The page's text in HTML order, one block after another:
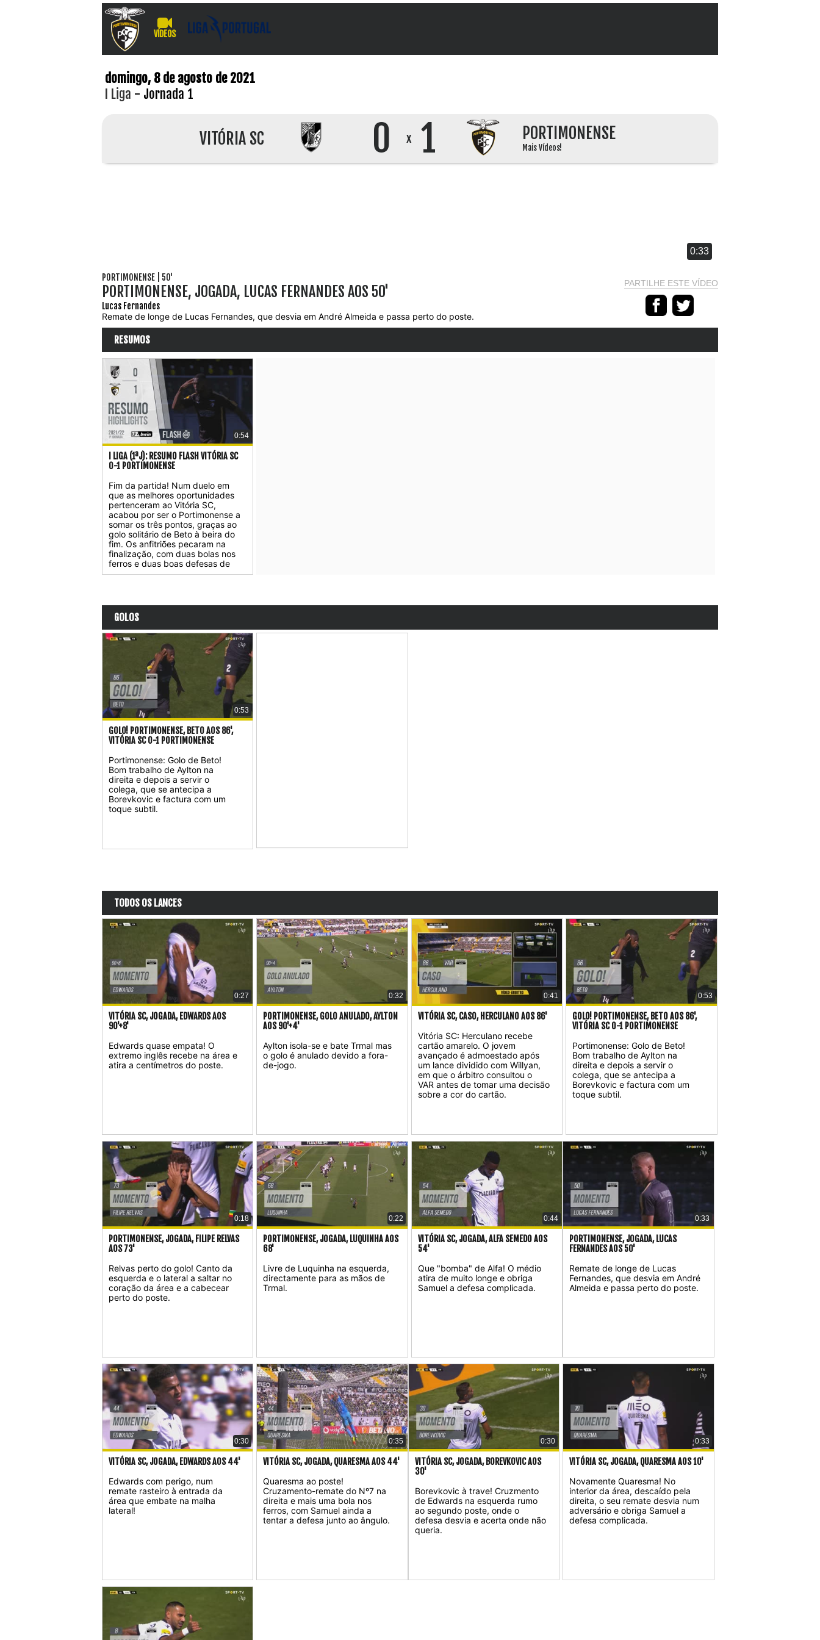
VÍDEOS
domingo, 8 de agosto de 2021
I Liga - Jornada 1
VITÓRIA SC 0 x 1 PORTIMONENSE
Mais Vídeos!
0:33
PORTIMONENSE | 50'
PORTIMONENSE, JOGADA, LUCAS FERNANDES AOS 50'
Lucas Fernandes
Remate de longe de Lucas Fernandes, que desvia em André Almeida e passa perto do poste.
PARTILHE ESTE VÍDEO
RESUMOS
0:54
I LIGA (1ªJ): RESUMO FLASH VITÓRIA SC
0-1 PORTIMONENSE
Fim da partida! Num duelo em
que as melhores oportunidades
pertenceram ao Vitória SC,
acabou por ser o Portimonense a
somar os três pontos, graças ao
golo solitário de Beto à beira do
fim. Os anfitriões pecaram na
finalização, com duas bolas nos
ferros e duas boas defesas de
Samuel.
GOLOS
0:53
GOLO! PORTIMONENSE, BETO AOS 86',
VITÓRIA SC 0-1 PORTIMONENSE
Portimonense: Golo de Beto!
Bom trabalho de Aylton na
direita e depois a servir o
colega, que se antecipa a
Borevkovic e factura com um
toque subtil.
TODOS OS LANCES
0:27
VITÓRIA SC, JOGADA, EDWARDS AOS
90'+8'
Edwards quase empata! O
extremo inglês recebe na área e
atira a centímetros do poste.
0:32
PORTIMONENSE, GOLO ANULADO, AYLTON
AOS 90'+4'
Aylton isola-se e bate Trmal mas
o golo é anulado devido a fora-
de-jogo.
0:41
VITÓRIA SC, CASO, HERCULANO AOS 86'
Vitória SC: Herculano recebe
cartão amarelo. O jovem
avançado é admoestado após
um lance dividido com Willyan,
em que o árbitro consultou o
VAR antes de tomar uma decisão
sobre a cor do cartão.
0:53
GOLO! PORTIMONENSE, BETO AOS 86',
VITÓRIA SC 0-1 PORTIMONENSE
Portimonense: Golo de Beto!
Bom trabalho de Aylton na
direita e depois a servir o
colega, que se antecipa a
Borevkovic e factura com um
toque subtil.
0:18
PORTIMONENSE, JOGADA, FILIPE RELVAS
AOS 73'
Relvas perto do golo! Canto da
esquerda e o lateral a saltar no
coração da área e a cabecear
perto do poste.
0:22
PORTIMONENSE, JOGADA, LUQUINHA AOS
68'
Livre de Luquinha na esquerda,
directamente para as mãos de
Trmal.
0:44
VITÓRIA SC, JOGADA, ALFA SEMEDO AOS
54'
Que "bomba" de Alfa! O médio
atira de muito longe e obriga
Samuel a defesa complicada.
0:33
PORTIMONENSE, JOGADA, LUCAS
FERNANDES AOS 50'
Remate de longe de Lucas
Fernandes, que desvia em André
Almeida e passa perto do poste.
0:30
VITÓRIA SC, JOGADA, EDWARDS AOS 44'
Edwards com perigo, num
remate rasteiro à entrada da
área que embate na malha
lateral!
0:35
VITÓRIA SC, JOGADA, QUARESMA AOS 44'
Quaresma ao poste!
Cruzamento-remate do Nº7 na
direita e mais uma bola nos
ferros, com Samuel ainda a
tentar a defesa junto ao ângulo.
0:30
VITÓRIA SC, JOGADA, BOREVKOVIC AOS
30'
Borevkovic à trave! Cruzmento
de Edwards na esquerda rumo
ao segundo poste, onde o
defesa desvia e acerta onde não
queria.
0:33
VITÓRIA SC, JOGADA, QUARESMA AOS 10'
Novamente Quaresma! No
interior da área, descaído pela
direita, o seu remate desvia num
adversário e obriga Samuel a
defesa complicada.